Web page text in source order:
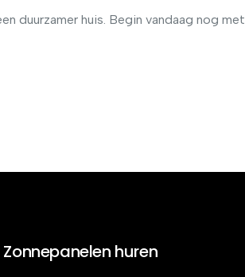
duurzamer huis. Begin vandaag nog met
Zonnepanelen huren